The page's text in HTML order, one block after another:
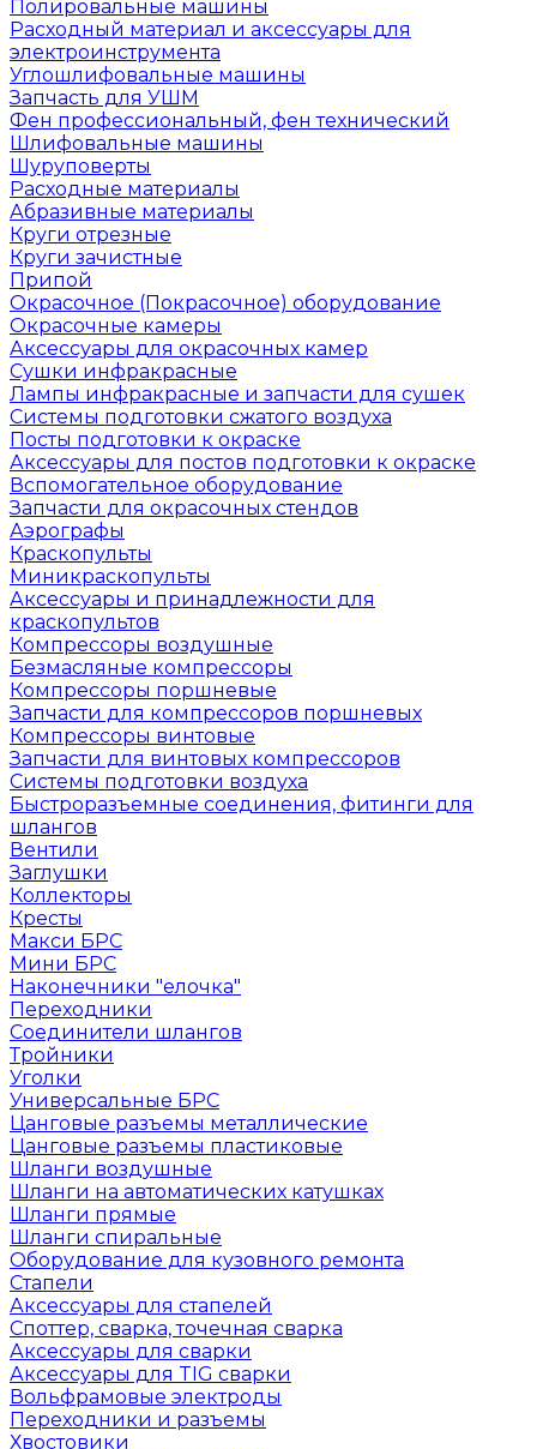
Полировальные машины
Расходный материал и аксессуары для
электроинструмента
Углошлифовальные машины
Запчасть для УШМ
Фен профессиональный, фен технический
Шлифовальные машины
Шуруповерты
Расходные материалы
Абразивные материалы
Круги отрезные
Круги зачистные
Припой
Окрасочное (Покрасочное) оборудование
Окрасочные камеры
Аксессуары для окрасочных камер
Сушки инфракрасные
Лампы инфракрасные и запчасти для сушек
Системы подготовки сжатого воздуха
Посты подготовки к окраске
Аксессуары для постов подготовки к окраске
Вспомогательное оборудование
Запчасти для окрасочных стендов
Аэрографы
Краскопульты
Миникраскопульты
Аксессуары и принадлежности для
краскопультов
Компрессоры воздушные
Безмасляные компрессоры
Компрессоры поршневые
Запчасти для компрессоров поршневых
Компрессоры винтовые
Запчасти для винтовых компрессоров
Системы подготовки воздуха
Быстроразъемные соединения, фитинги для
шлангов
Вентили
Заглушки
Коллекторы
Кресты
Макси БРС
Мини БРС
Наконечники "елочка"
Переходники
Соединители шлангов
Тройники
Уголки
Универсальные БРС
Цанговые разъемы металлические
Цанговые разъемы пластиковые
Шланги воздушные
Шланги на автоматических катушках
Шланги прямые
Шланги спиральные
Оборудование для кузовного ремонта
Стапели
Аксессуары для стапелей
Споттер, сварка, точечная сварка
Аксессуары для сварки
Аксессуары для TIG сварки
Вольфрамовые электроды
Переходники и разъемы
Хвостовики